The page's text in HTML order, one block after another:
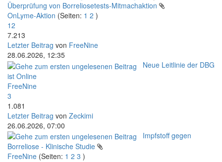
Überprüfung von Borreliosetests-Mitmachaktion
OnLyme-Aktion (Seiten: 1 2 )
12
7.213
Letzter Beitrag von FreeNine
28.06.2026, 12:35
Neue Leitlinie der DBG
ist Online
FreeNine
3
1.081
Letzter Beitrag von Zeckimi
26.06.2026, 07:00
Impfstoff gegen
Borreliose - Klinische Studie
FreeNine (Seiten: 1 2 3 )